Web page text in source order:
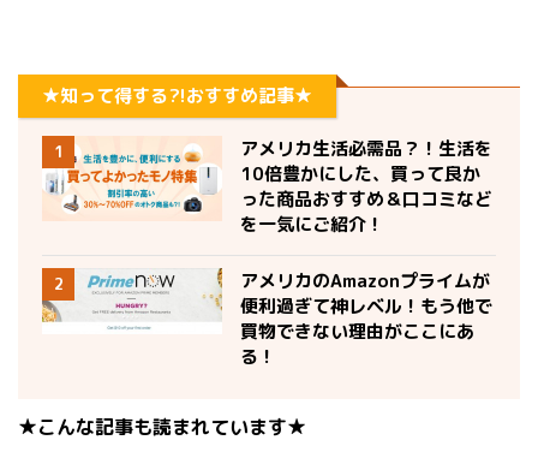
★知って得する?!おすすめ記事★
1
アメリカ生活必需品？！生活を
10倍豊かにした、買って良か
った商品おすすめ＆口コミなど
を一気にご紹介！
2
アメリカのAmazonプライムが
便利過ぎて神レベル！もう他で
買物できない理由がここにあ
る！
★こんな記事も読まれています★